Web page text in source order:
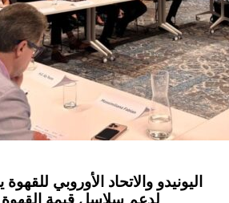
اليونيدو والاتحاد الأوروبي
لدعم سلاسل قيمة القهوة